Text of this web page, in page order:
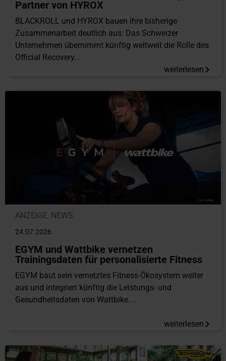
Partner von HYROX
BLACKROLL und HYROX bauen ihre bisherige
Zusammenarbeit deutlich aus: Das Schweizer
Unternehmen übernimmt künftig weltweit die Rolle des
Official Recovery...
weiterlesen
ANZEIGE, NEWS
24.07.2026
EGYM und Wattbike vernetzen
Trainingsdaten für personalisierte Fitness
EGYM baut sein vernetztes Fitness-Ökosystem weiter
aus und integriert künftig die Leistungs- und
Gesundheitsdaten von Wattbike....
weiterlesen